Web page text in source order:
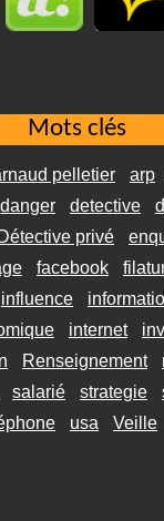
Mots clés
pelletier arp
danger detective
Détective privé
facebook
influence
internet
Renseignement
salarié strategie
usa Veille